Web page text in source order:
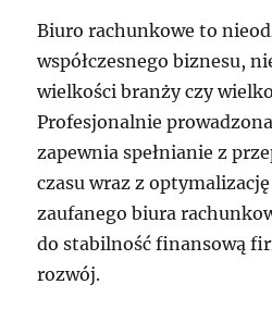
Biuro rachunkowe to
współczesnego biznesu,
wielkości branży czy
Profesjonalnie
zapewnia spełnianie z
czasu wraz z
zaufanego biura
do stabilność finansową
rozwój.